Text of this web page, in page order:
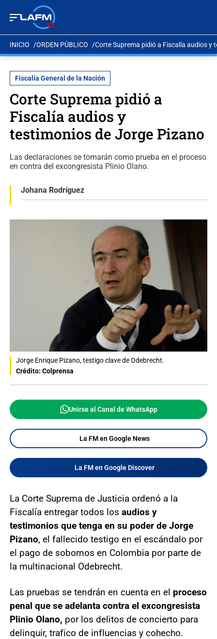
INICIO ORDEN PÚBLICO Corte Suprema pidió a Fiscalía audios y
Fiscalía General de la Nación
Corte Suprema pidió a
Fiscalía audios y
testimonios de Jorge Pizano
Las declaraciones se tomarán como prueba en el proceso
en contra del excongresista Plinio Olano.
Johana Rodríguez
Jorge Enrique Pizano, testigo clave de Odebrecht.
Crédito: Colprensa
Unirse al Canal de WhatsApp
La FM en Google News
La FM en Google Discover
La Corte Suprema de Justicia ordenó a la
Fiscalía entregar todos los audios y
testimonios que tenga en su poder de Jorge
Pizano, el fallecido testigo en el escándalo por
el pago de sobornos en Colombia por parte de
la multinacional Odebrecht.
Las pruebas se tendrán en cuenta en el proceso
penal que se adelanta contra el excongresista
Plinio Olano, por los delitos de concierto para
delinquir, trafico de influencias y cohecho.